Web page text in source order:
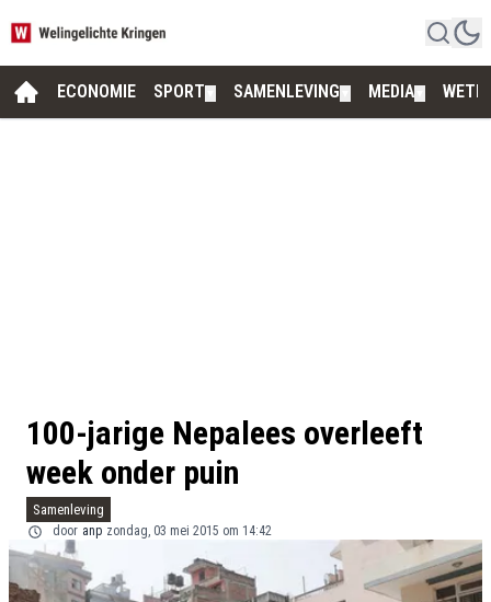
ECONOMIE SPORT SAMENLEVING MEDIA
100-jarige Nepalees overleeft
week onder puin
Samenleving
door anp zondag, 03 mei 2015 om 14:42